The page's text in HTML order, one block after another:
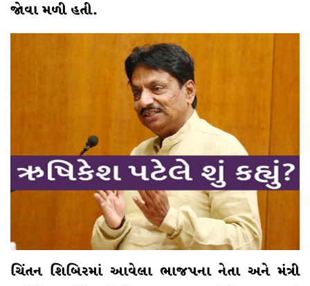
જોવા મળી હતી.
ચિંતન શિબિરમાં આવેલા ભાજપના નેતા અને મંત્રી